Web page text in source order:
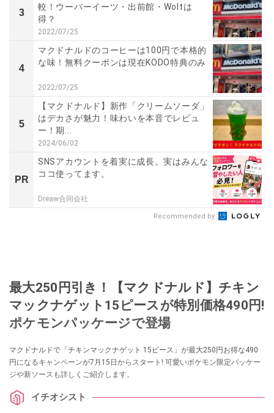
3
較！ウーバーイーツ・出前館・Woltは
得？
2022/07/25
4
マクドナルドのコーヒーは100円で本格的
な味！無料クーポンは現在KODO特典のみ
2022/07/25
5
【マクドナルド】新作「クリームソーダ」
はデカさが魅力！味わいを本音でレビュ
ー！期...
2024/06/02
PR
SNSアカウントを着実に成長。実はみんな
ココ使ってます。
Dreaw合同会社
Recommended by
最大250円引き！【マクドナルド】チキン
マックナゲット15ピースが特別価格490円!
ポケモンパッケージで登場
マクドナルドで「チキンマックナゲット 15ピース」が最大250円お得な490
円になるキャンペーンが7月15日からスタート! 可愛いポケモン限定パッケー
ジや新ソースも詳しくご紹介します。
イチオシスト